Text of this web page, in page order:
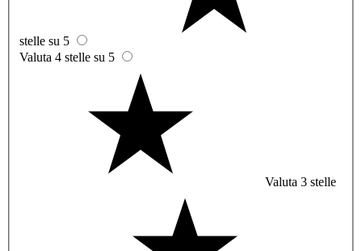
stelle su 5
Valuta 4 stelle su 5
Valuta 3 stelle